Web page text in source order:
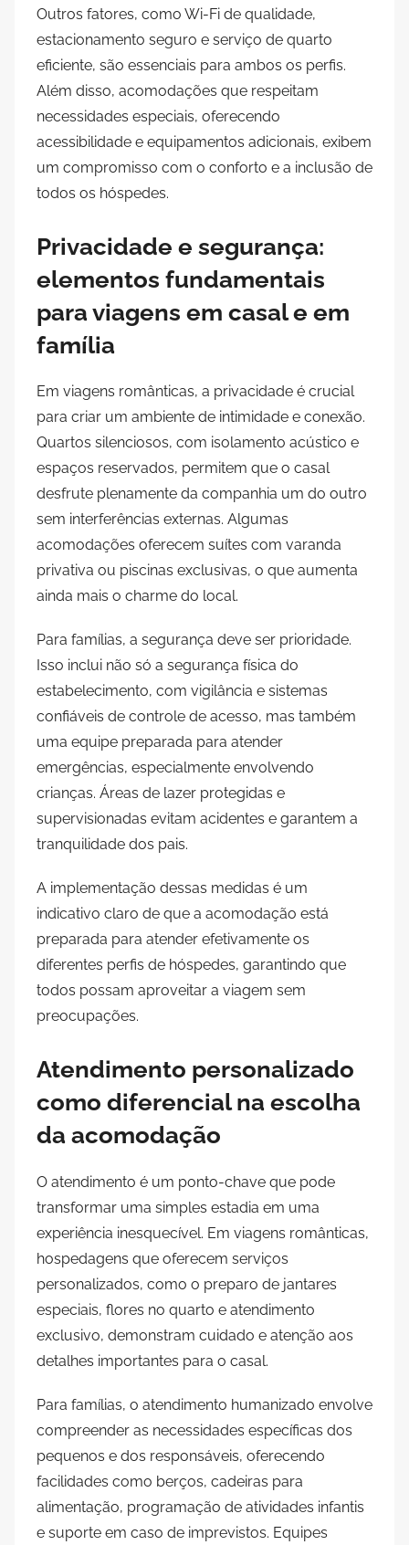
Outros fatores, como Wi-Fi de qualidade,
estacionamento seguro e serviço de quarto
eficiente, são essenciais para ambos os perfis.
Além disso, acomodações que respeitam
necessidades especiais, oferecendo
acessibilidade e equipamentos adicionais, exibem
um compromisso com o conforto e a inclusão de
todos os hóspedes.
Privacidade e segurança:
elementos fundamentais
para viagens em casal e em
família
Em viagens românticas, a privacidade é crucial
para criar um ambiente de intimidade e conexão.
Quartos silenciosos, com isolamento acústico e
espaços reservados, permitem que o casal
desfrute plenamente da companhia um do outro
sem interferências externas. Algumas
acomodações oferecem suítes com varanda
privativa ou piscinas exclusivas, o que aumenta
ainda mais o charme do local.
Para famílias, a segurança deve ser prioridade.
Isso inclui não só a segurança física do
estabelecimento, com vigilância e sistemas
confiáveis de controle de acesso, mas também
uma equipe preparada para atender
emergências, especialmente envolvendo
crianças. Áreas de lazer protegidas e
supervisionadas evitam acidentes e garantem a
tranquilidade dos pais.
A implementação dessas medidas é um
indicativo claro de que a acomodação está
preparada para atender efetivamente os
diferentes perfis de hóspedes, garantindo que
todos possam aproveitar a viagem sem
preocupações.
Atendimento personalizado
como diferencial na escolha
da acomodação
O atendimento é um ponto-chave que pode
transformar uma simples estadia em uma
experiência inesquecível. Em viagens românticas,
hospedagens que oferecem serviços
personalizados, como o preparo de jantares
especiais, flores no quarto e atendimento
exclusivo, demonstram cuidado e atenção aos
detalhes importantes para o casal.
Para famílias, o atendimento humanizado envolve
compreender as necessidades específicas dos
pequenos e dos responsáveis, oferecendo
facilidades como berços, cadeiras para
alimentação, programação de atividades infantis
e suporte em caso de imprevistos. Equipes